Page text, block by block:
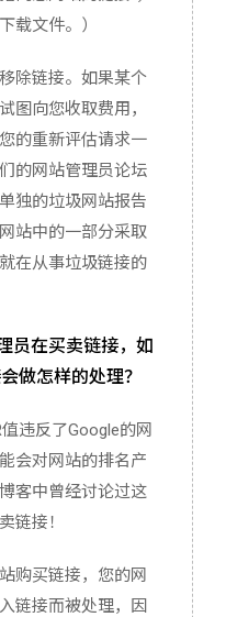
载文件。）
除链接。如果某个
图向您收取费用，
的重新评估请求一
的网站管理员论坛
独的垃圾网站报告
站中的一部分采取
在从事垃圾链接的
员在买卖链接，如
做怎样的处理？
违反了Google的网
会对网站的排名产
客中曾经讨论过这
链接！
购买链接，您的网
链接而被处理，因